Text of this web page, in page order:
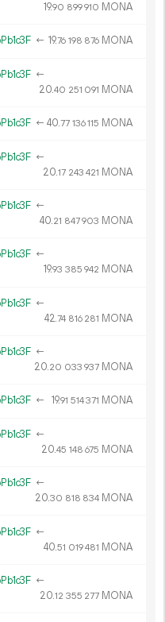
19.90 899910 MONA
← 19.76 198 876 MONA
←
20.40 251 091 MONA
← 40.77 136115 MONA
←
20.17 243 421 MONA
←
40.21 847903 MONA
←
19.93 385 942 MONA
←
42.74 816 281 MONA
←
20.20 033 937 MONA
← 19.91 514371 MONA
←
20.45 148 675 MONA
←
20.30 818 834 MONA
←
40.51 019481 MONA
←
20.12 355 277 MONA